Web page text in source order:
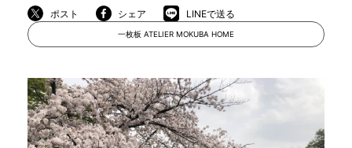
店舗から探す
MOKUBA について
ポスト シェア LINEで送る
一枚板 ATELIER MOKUBA HOME